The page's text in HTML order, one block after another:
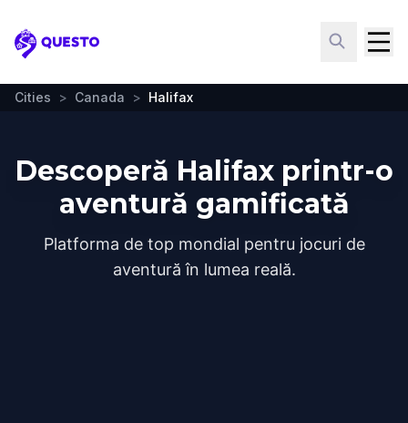
Questo
Cities > Canada > Halifax
Descoperă Halifax printr-o
aventură gamificată
Platforma de top mondial pentru jocuri de
aventură în lumea reală.